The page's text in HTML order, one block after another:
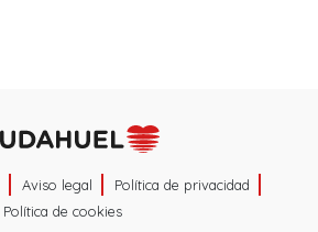
Aviso legal
Política de privacidad
Política de cookies